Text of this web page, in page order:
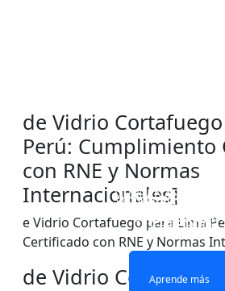
VIDRIO IGNÍFUGO
UNA SOLA
VIDRIO ignífugo
doble capa
VENTANAS Y
CON
IGNÍFUGO
Aprende más
PARED DIVISOR
VIDRIO
FUEGO
Aprende más
de Vidrio
Perú: Cumplimiento
con RNE y Normas
Internacionales]
e Vidrio Cortafuego para Lima
Certificado con RNE y Normas
de Vidrio